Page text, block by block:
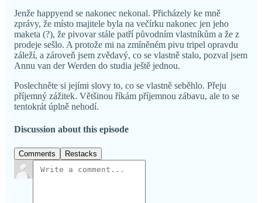
Jenže happyend se nakonec nekonal. Přicházely ke mně
zprávy, že místo majitele byla na večírku nakonec jen jeho
maketa (?), že pivovar stále patří původním vlastníkům a že z
prodeje sešlo. A protože mi na zmíněném pivu tripel opravdu
záleží, a zároveň jsem zvědavý, co se vlastně stalo, pozval jsem
Annu van der Werden do studia ještě jednou.
Poslechněte si jejími slovy to, co se vlastně seběhlo. Přeju
příjemný zážitek. Většinou říkám příjemnou zábavu, ale to se
tentokrát úplně nehodí.
Discussion about this episode
Comments Restacks